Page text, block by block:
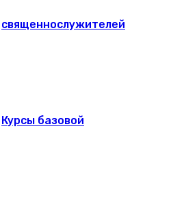
священнослужителей
Курсы базовой